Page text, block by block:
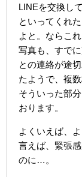
LINEを交換し
といってくれ
よと。ならこ
写真も、すで
との連絡が途
たようで、複
そういった部
おります。
よくいえば、
言えば、緊張
のに…。